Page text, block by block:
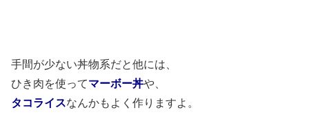
手間が少ない丼物系だと他には、
ひき肉を使ってマーボー丼や、
タコライスなんかもよく作りますよ。